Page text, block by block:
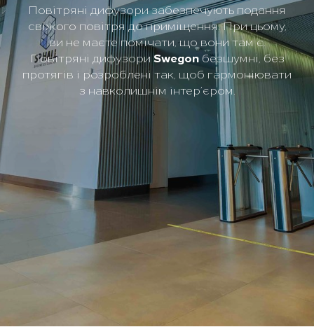
Повітряні дифузори забезпечують подання
свіжого повітря до приміщення. При цьому,
ви не маєте помічати, що вони там є.
Повітряні дифузориSwegon безшумні, без
протягів і розроблені так, щоб гармоніювати
з навколишнім інтер’єром.